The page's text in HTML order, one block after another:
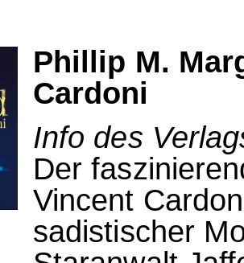
Phillip M.
Cardoni
Info des
Der
Vincent
sadistischer